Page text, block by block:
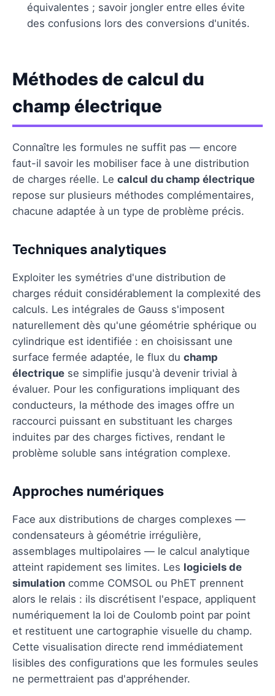
équivalentes ; savoir jongler entre elles évite
des confusions lors des conversions d'unités.
Méthodes de calcul du
champ électrique
Connaître les formules ne suffit pas — encore
faut-il savoir les mobiliser face à une distribution
de charges réelle. Le calcul du champ électrique
repose sur plusieurs méthodes complémentaires,
chacune adaptée à un type de problème précis.
Techniques analytiques
Exploiter les symétries d'une distribution de
charges réduit considérablement la complexité des
calculs. Les intégrales de Gauss s'imposent
naturellement dès qu'une géométrie sphérique ou
cylindrique est identifiée : en choisissant une
surface fermée adaptée, le flux du champ
électrique se simplifie jusqu'à devenir trivial à
évaluer. Pour les configurations impliquant des
conducteurs, la méthode des images offre un
raccourci puissant en substituant les charges
induites par des charges fictives, rendant le
problème soluble sans intégration complexe.
Approches numériques
Face aux distributions de charges complexes —
condensateurs à géométrie irrégulière,
assemblages multipolaires — le calcul analytique
atteint rapidement ses limites. Les logiciels de
simulation comme COMSOL ou PhET prennent
alors le relais : ils discrétisent l'espace, appliquent
numériquement la loi de Coulomb point par point
et restituent une cartographie visuelle du champ.
Cette visualisation directe rend immédiatement
lisibles des configurations que les formules seules
ne permettraient pas d'appréhender.